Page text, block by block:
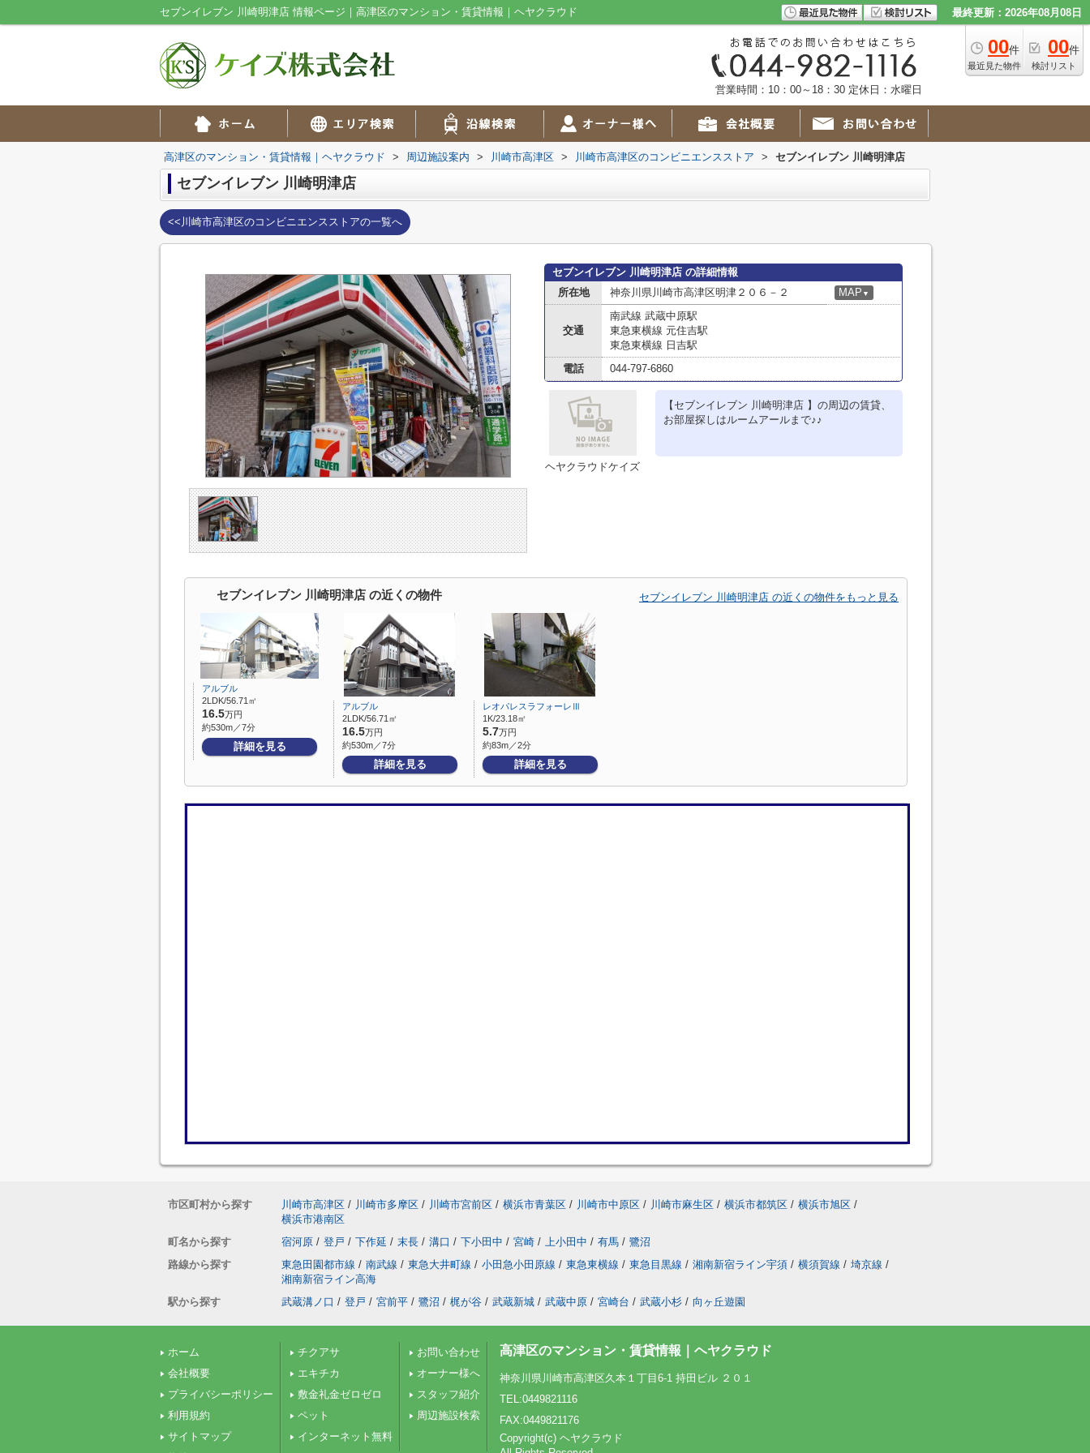
セブンイレブン 川崎明津店 情報ページ｜高津区のマンション・賃貸情報｜ヘヤクラウド 最終更新：2026年08月08日
00件
最近見た物件
00件
検討リスト
営業時間：10：00～18：30 定休日：水曜日
高津区のマンション・賃貸情報｜ヘヤクラウド > 周辺施設案内 > 川崎市高津区 > 川崎市高津区のコンビニエンスストア > セブンイレブン 川崎明津店
セブンイレブン 川崎明津店
<<川崎市高津区のコンビニエンスストアの一覧へ
セブンイレブン 川崎明津店 の詳細情報
所在地
神奈川県川崎市高津区明津２０６－２ MAP ▼
交通
南武線 武蔵中原駅
東急東横線 元住吉駅
東急東横線 日吉駅
電話
044-797-6860
ヘヤクラウドケイズ
【セブンイレブン 川崎明津店 】の周辺の賃貸、
お部屋探しはルームアールまで♪♪
セブンイレブン 川崎明津店 の近くの物件 セブンイレブン 川崎明津店 の近くの物件をもっと見る
アルブル
2LDK/56.71㎡
16.5万円
約530m／7分
詳細を見る
アルブル
2LDK/56.71㎡
16.5万円
約530m／7分
詳細を見る
レオパレスラフォーレⅢ
1K/23.18㎡
5.7万円
約83m／2分
詳細を見る
市区町村から探す 川崎市高津区 / 川崎市多摩区 / 川崎市宮前区 / 横浜市青葉区 / 川崎市中原区 / 川崎市麻生区 / 横浜市都筑区 / 横浜市旭区 /
横浜市港南区
町名から探す
宿河原 / 登戸 / 下作延 / 末長 / 溝口 / 下小田中 / 宮崎 / 上小田中 / 有馬 / 鷺沼
路線から探す
東急田園都市線 / 南武線 / 東急大井町線 / 小田急小田原線 / 東急東横線 / 東急目黒線 / 湘南新宿ライン宇須 / 横須賀線 / 埼京線 /
湘南新宿ライン高海
駅から探す
武蔵溝ノ口 / 登戸 / 宮前平 / 鷺沼 / 梶が谷 / 武蔵新城 / 武蔵中原 / 宮崎台 / 武蔵小杉 / 向ヶ丘遊園
ホーム
会社概要
プライバシーポリシー
利用規約
サイトマップ
チクアサ
エキチカ
敷金礼金ゼロゼロ
ペット
インターネット無料
お問い合わせ
オーナー様へ
スタッフ紹介
周辺施設検索
高津区のマンション・賃貸情報｜ヘヤクラウド
神奈川県川崎市高津区久本１丁目6-1 持田ビル ２０１
TEL:0449821116
FAX:0449821176
Copyright(c) ヘヤクラウド